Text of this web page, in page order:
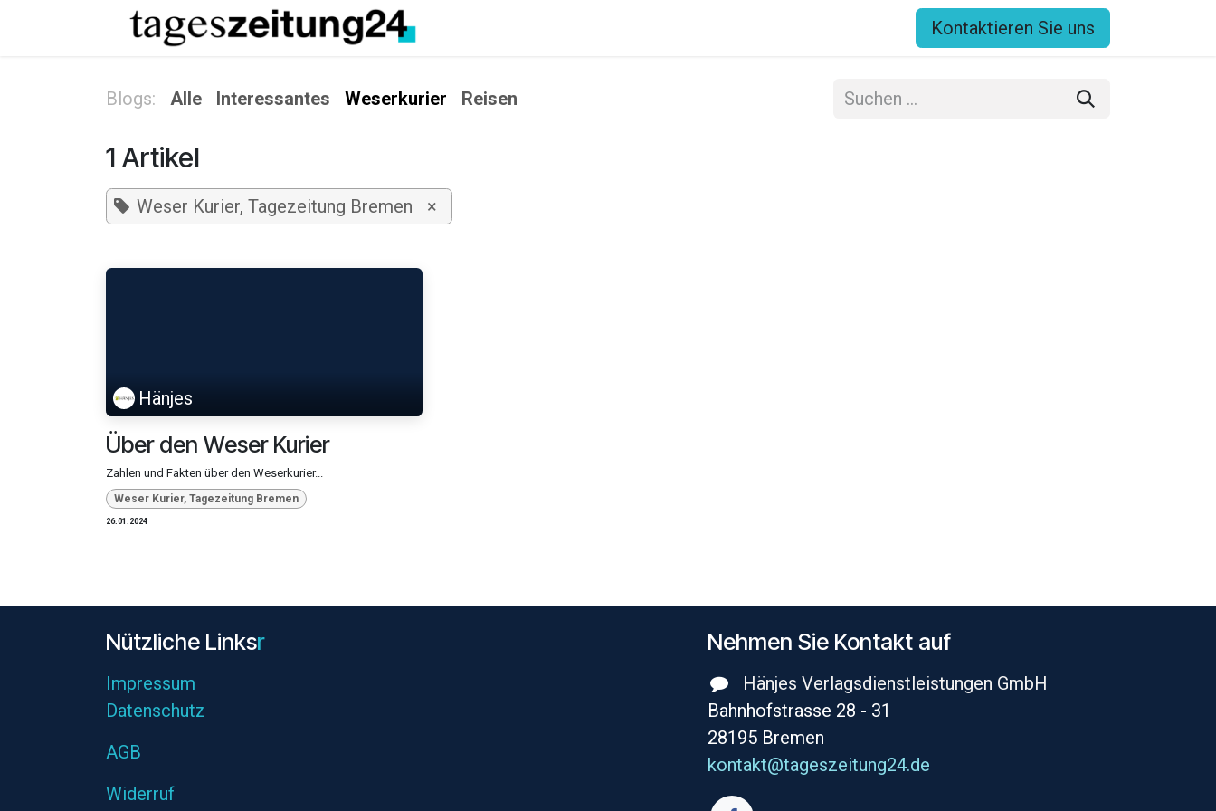
Zum Inhalt springen
Kontaktieren Sie uns
Blogs: Alle Interessantes Weserkurier Reisen
1 Artikel
Weser Kurier, Tagezeitung Bremen ×
Hänjes
Über den Weser Kurier
Zahlen und Fakten über den Weserkurier...
Weser Kurier, Tagezeitung Bremen
26.01.2024
Nützliche L​inksr
Impressum
Datenschutz
AGB
Widerruf
Nehm​en Sie Kontakt auf
Hänjes Verlagsdienstleistungen GmbH
Bahnhofstrasse 28 - 31
28195 Bremen
kontakt@tageszeitung24.de